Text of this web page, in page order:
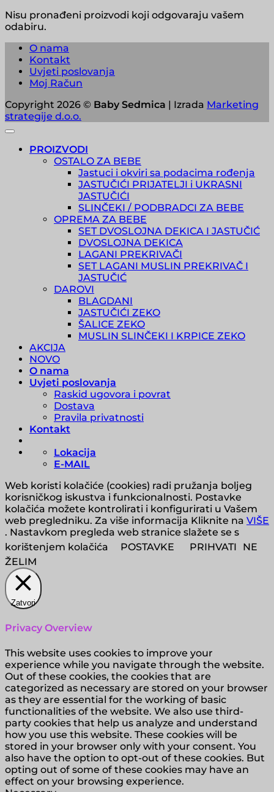
Nisu pronađeni proizvodi koji odgovaraju vašem
odabiru.
O nama
Kontakt
Uvjeti poslovanja
Moj Račun
Copyright 2026 © Baby Sedmica | Izrada Marketing
strategije d.o.o.
PROIZVODI
OSTALO ZA BEBE
Jastuci i okviri sa podacima rođenja
JASTUČIĆI PRIJATELJI i UKRASNI
JASTUČIĆI
SLINČEKI / PODBRADCI ZA BEBE
OPREMA ZA BEBE
SET DVOSLOJNA DEKICA I JASTUČIĆ
DVOSLOJNA DEKICA
LAGANI PREKRIVAČI
SET LAGANI MUSLIN PREKRIVAČ I
JASTUČIĆ
DAROVI
BLAGDANI
JASTUČIĆI ZEKO
ŠALICE ZEKO
MUSLIN SLINČEKI I KRPICE ZEKO
AKCIJA
NOVO
O nama
Uvjeti poslovanja
Raskid ugovora i povrat
Dostava
Pravila privatnosti
Kontakt
Lokacija
E-MAIL
Web koristi kolačiće (cookies) radi pružanja boljeg
korisničkog iskustva i funkcionalnosti. Postavke
kolačića možete kontrolirati i konfigurirati u Vašem
web pregledniku. Za više informacija Kliknite na VIŠE
. Nastavkom pregleda web stranice slažete se s
korištenjem kolačića
POSTAVKE PRIHVATI
NE
ŽELIM
Zatvori
Privacy Overview
This website uses cookies to improve your
experience while you navigate through the website.
Out of these cookies, the cookies that are
categorized as necessary are stored on your browser
as they are essential for the working of basic
functionalities of the website. We also use third-
party cookies that help us analyze and understand
how you use this website. These cookies will be
stored in your browser only with your consent. You
also have the option to opt-out of these cookies. But
opting out of some of these cookies may have an
effect on your browsing experience.